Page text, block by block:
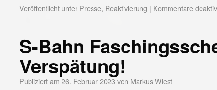
Veröffentlicht unter Presse, Reaktivierung | Kommentare
S-Bahn
Verspätung!
Publiziert am 26. Februar 2023 von Markus Wiest